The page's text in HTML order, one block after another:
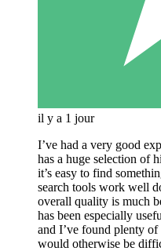
il y a 1 jour
I’ve had a very good
has a huge selection of
it’s easy to find
search tools work well
overall quality is much
has been especially
and I’ve found plenty
would otherwise be